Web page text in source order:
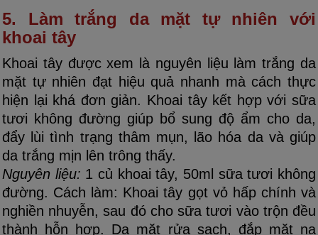
5. Làm trắng da mặt tự nhiên với
khoai tây
Khoai tây được xem là nguyên liệu làm trắng da
mặt tự nhiên đạt hiệu quả nhanh mà cách thực
hiện lại khá đơn giản. Khoai tây kết hợp với sữa
tươi không đường giúp bổ sung độ ẩm cho da,
đẩy lùi tình trạng thâm mụn, lão hóa da và giúp
da trắng mịn lên trông thấy.
Nguyên liệu: 1 củ khoai tây, 50ml sữa tươi không
đường. Cách làm: Khoai tây gọt vỏ hấp chính và
nghiền nhuyễn, sau đó cho sữa tươi vào trộn đều
thành hỗn hợp. Da mặt rửa sạch, đắp mặt nạ